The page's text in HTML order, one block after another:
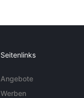
Seitenlinks
Angebote
Werben